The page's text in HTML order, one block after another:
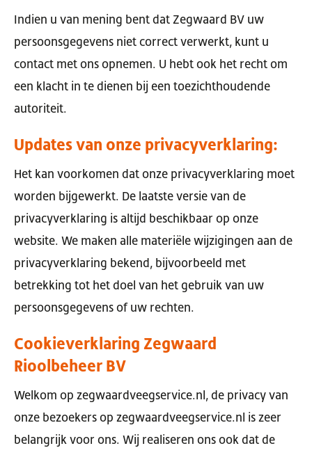
Indien u van mening bent dat Zegwaard BV uw
persoonsgegevens niet correct verwerkt, kunt u
contact met ons opnemen. U hebt ook het recht om
een klacht in te dienen bij een toezichthoudende
autoriteit.
Updates van onze privacyverklaring:
Het kan voorkomen dat onze privacyverklaring moet
worden bijgewerkt. De laatste versie van de
privacyverklaring is altijd beschikbaar op onze
website. We maken alle materiële wijzigingen aan de
privacyverklaring bekend, bijvoorbeeld met
betrekking tot het doel van het gebruik van uw
persoonsgegevens of uw rechten.
Cookieverklaring Zegwaard
Rioolbeheer BV
Welkom op zegwaardveegservice.nl, de privacy van
onze bezoekers op zegwaardveegservice.nl is zeer
belangrijk voor ons. Wij realiseren ons ook dat de